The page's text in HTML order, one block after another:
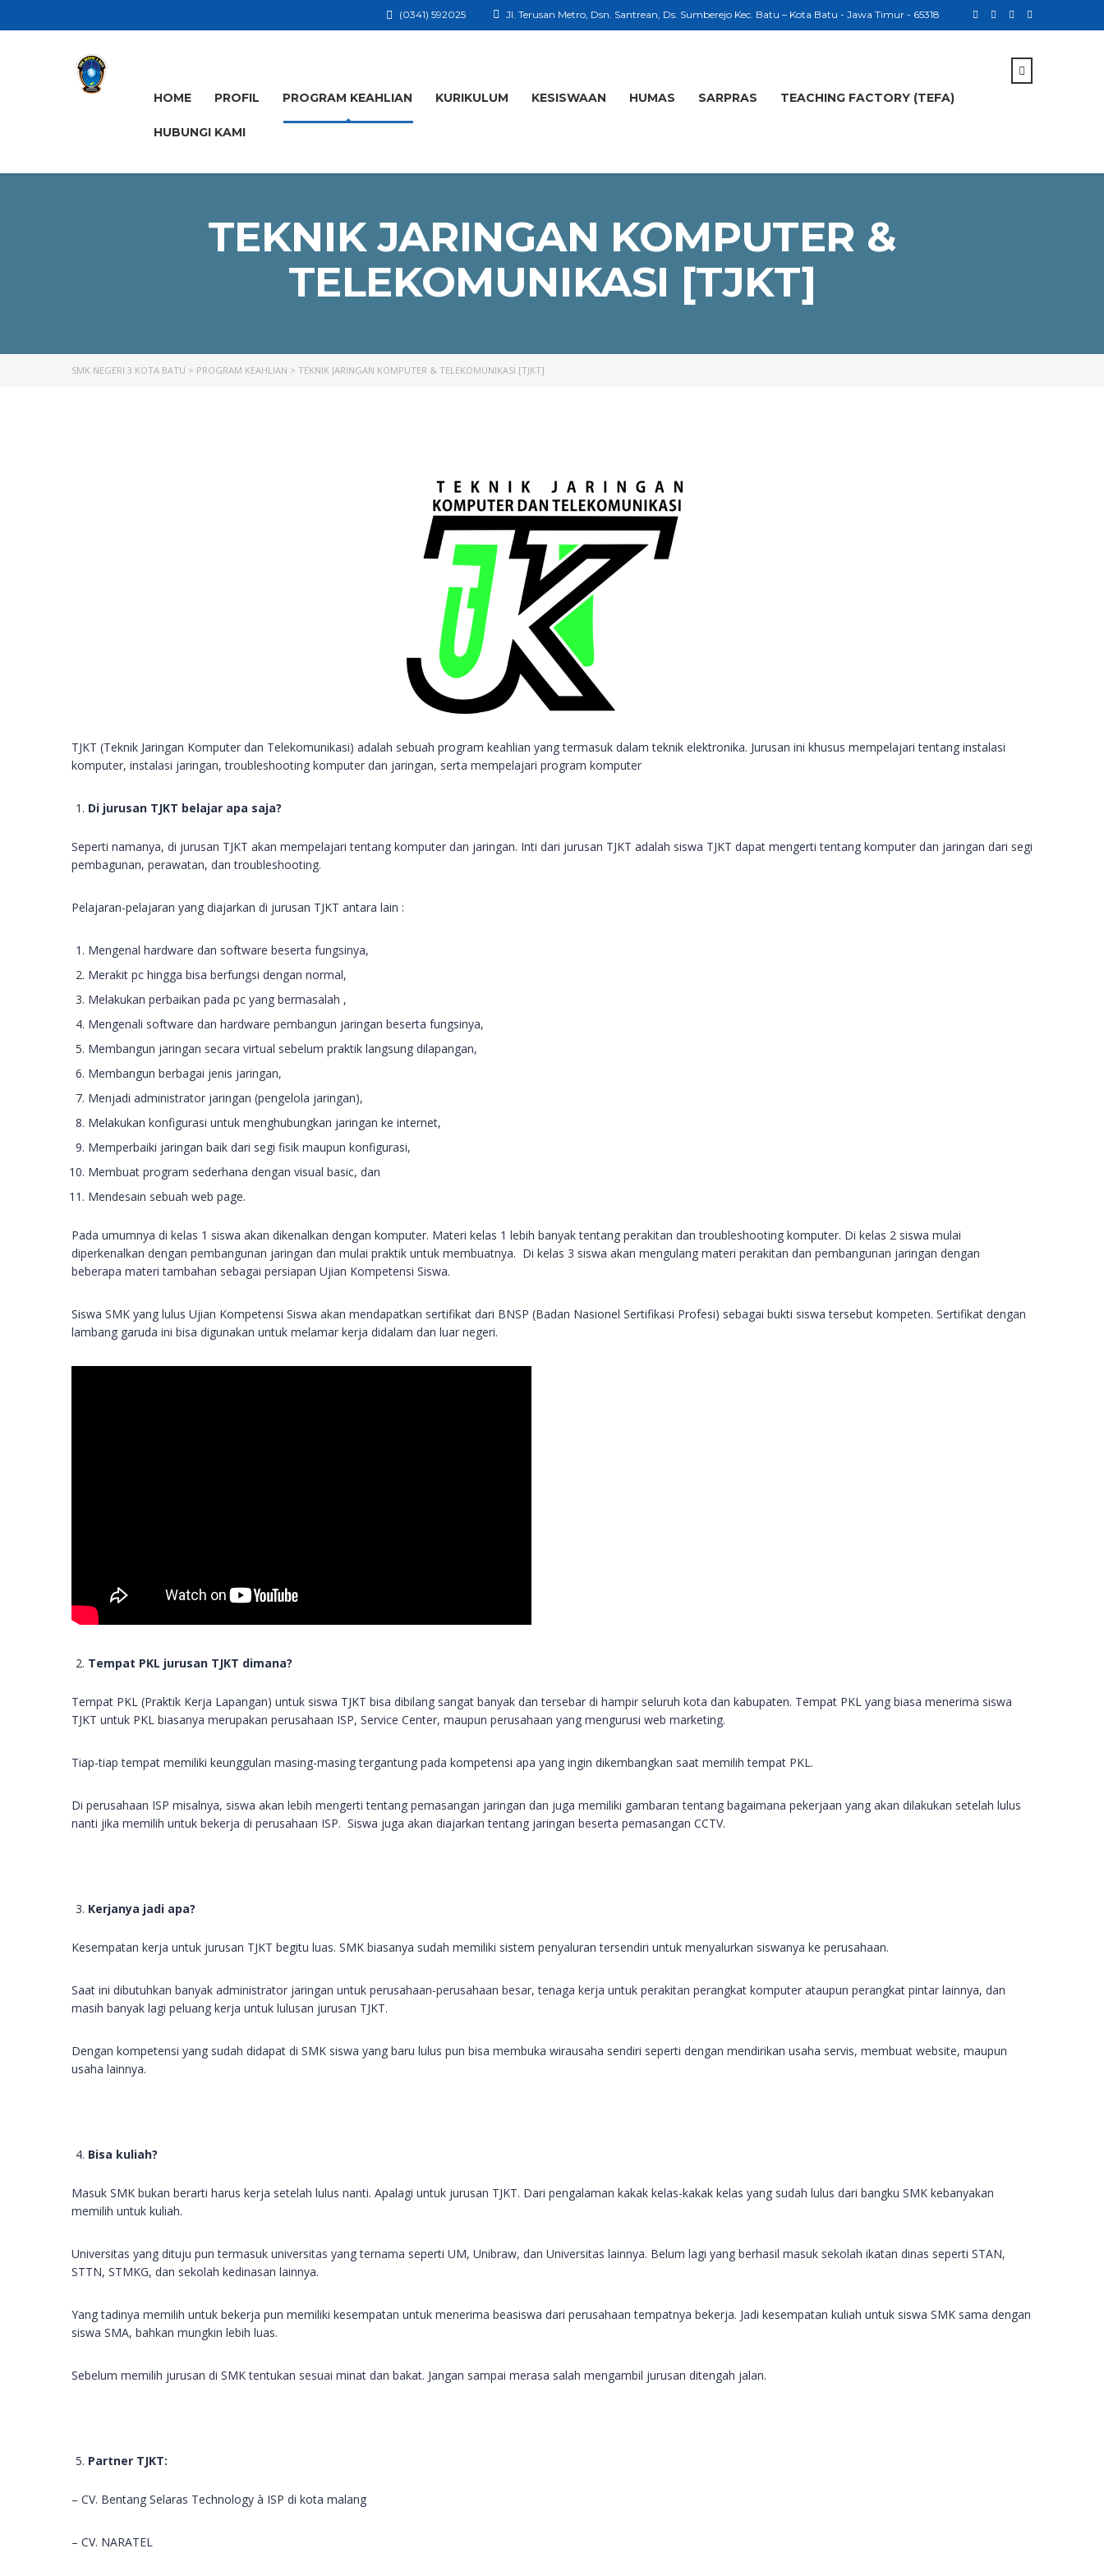
Jl. Terusan Metro, Dsn. Santrean, Ds. Sumberejo Kec. Batu – Kota Batu - Jawa Timur - 65318
(0341) 592025
HOME PROFIL PROGRAM KEAHLIAN KURIKULUM KESISWAAN HUMAS SARPRAS TEACHING FACTORY (TEFA)
HUBUNGI KAMI
TEKNIK JARINGAN KOMPUTER &
TELEKOMUNIKASI [TJKT]
SMK NEGERI 3 KOTA BATU > PROGRAM KEAHLIAN > TEKNIK JARINGAN KOMPUTER & TELEKOMUNIKASI [TJKT]
TJKT (Teknik Jaringan Komputer dan Telekomunikasi) adalah sebuah program keahlian yang termasuk dalam teknik elektronika. Jurusan ini khusus mempelajari tentang instalasi
komputer, instalasi jaringan, troubleshooting komputer dan jaringan, serta mempelajari program komputer
Di jurusan TJKT belajar apa saja?
Seperti namanya, di jurusan TJKT akan mempelajari tentang komputer dan jaringan. Inti dari jurusan TJKT adalah siswa TJKT dapat mengerti tentang komputer dan jaringan dari segi
pembagunan, perawatan, dan troubleshooting.
Pelajaran-pelajaran yang diajarkan di jurusan TJKT antara lain :
Mengenal hardware dan software beserta fungsinya,
Merakit pc hingga bisa berfungsi dengan normal,
Melakukan perbaikan pada pc yang bermasalah ,
Mengenali software dan hardware pembangun jaringan beserta fungsinya,
Membangun jaringan secara virtual sebelum praktik langsung dilapangan,
Membangun berbagai jenis jaringan,
Menjadi administrator jaringan (pengelola jaringan),
Melakukan konfigurasi untuk menghubungkan jaringan ke internet,
Memperbaiki jaringan baik dari segi fisik maupun konfigurasi,
Membuat program sederhana dengan visual basic, dan
Mendesain sebuah web page.
Pada umumnya di kelas 1 siswa akan dikenalkan dengan komputer. Materi kelas 1 lebih banyak tentang perakitan dan troubleshooting komputer. Di kelas 2 siswa mulai
diperkenalkan dengan pembangunan jaringan dan mulai praktik untuk membuatnya. Di kelas 3 siswa akan mengulang materi perakitan dan pembangunan jaringan dengan
beberapa materi tambahan sebagai persiapan Ujian Kompetensi Siswa.
Siswa SMK yang lulus Ujian Kompetensi Siswa akan mendapatkan sertifikat dari BNSP (Badan Nasionel Sertifikasi Profesi) sebagai bukti siswa tersebut kompeten. Sertifikat dengan
lambang garuda ini bisa digunakan untuk melamar kerja didalam dan luar negeri.
Tempat PKL jurusan TJKT dimana?
Tempat PKL (Praktik Kerja Lapangan) untuk siswa TJKT bisa dibilang sangat banyak dan tersebar di hampir seluruh kota dan kabupaten. Tempat PKL yang biasa menerima siswa
TJKT untuk PKL biasanya merupakan perusahaan ISP, Service Center, maupun perusahaan yang mengurusi web marketing.
Tiap-tiap tempat memiliki keunggulan masing-masing tergantung pada kompetensi apa yang ingin dikembangkan saat memilih tempat PKL.
Di perusahaan ISP misalnya, siswa akan lebih mengerti tentang pemasangan jaringan dan juga memiliki gambaran tentang bagaimana pekerjaan yang akan dilakukan setelah lulus
nanti jika memilih untuk bekerja di perusahaan ISP. Siswa juga akan diajarkan tentang jaringan beserta pemasangan CCTV.
Kerjanya jadi apa?
Kesempatan kerja untuk jurusan TJKT begitu luas. SMK biasanya sudah memiliki sistem penyaluran tersendiri untuk menyalurkan siswanya ke perusahaan.
Saat ini dibutuhkan banyak administrator jaringan untuk perusahaan-perusahaan besar, tenaga kerja untuk perakitan perangkat komputer ataupun perangkat pintar lainnya, dan
masih banyak lagi peluang kerja untuk lulusan jurusan TJKT.
Dengan kompetensi yang sudah didapat di SMK siswa yang baru lulus pun bisa membuka wirausaha sendiri seperti dengan mendirikan usaha servis, membuat website, maupun
usaha lainnya.
Bisa kuliah?
Masuk SMK bukan berarti harus kerja setelah lulus nanti. Apalagi untuk jurusan TJKT. Dari pengalaman kakak kelas-kakak kelas yang sudah lulus dari bangku SMK kebanyakan
memilih untuk kuliah.
Universitas yang dituju pun termasuk universitas yang ternama seperti UM, Unibraw, dan Universitas lainnya. Belum lagi yang berhasil masuk sekolah ikatan dinas seperti STAN,
STTN, STMKG, dan sekolah kedinasan lainnya.
Yang tadinya memilih untuk bekerja pun memiliki kesempatan untuk menerima beasiswa dari perusahaan tempatnya bekerja. Jadi kesempatan kuliah untuk siswa SMK sama dengan
siswa SMA, bahkan mungkin lebih luas.
Sebelum memilih jurusan di SMK tentukan sesuai minat dan bakat. Jangan sampai merasa salah mengambil jurusan ditengah jalan.
Partner TJKT:
– CV. Bentang Selaras Technology à ISP di kota malang
– CV. NARATEL